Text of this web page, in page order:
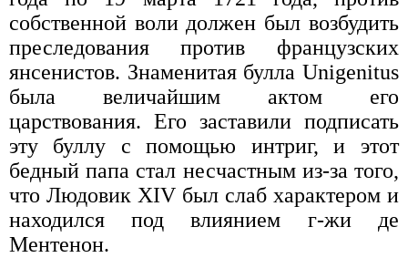
собственной воли должен был возбудить
преследования против французских
янсенистов. Знаменитая булла Unigenitus
была величайшим актом его
царствования. Его заставили подписать
эту буллу с помощью интриг, и этот
бедный папа стал несчастным из-за того,
что Людовик XIV был слаб характером и
находился под влиянием г-жи де
Ментенон.